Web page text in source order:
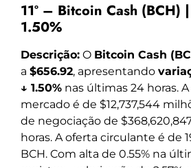
11º – Bitcoin Cash (BCH)
1.50%
Descrição: O Bitcoin Cash
a $656.92, apresentando
↓ 1.50% nas últimas 24 horas.
mercado é de $12,737,544
de negociação de
horas. A oferta circulante é de
BCH. Com alta de 0.55% na